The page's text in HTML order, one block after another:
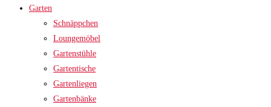
Garten
Schnäppchen
Loungemöbel
Gartenstühle
Gartentische
Gartenliegen
Gartenbänke